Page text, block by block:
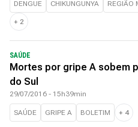
DENGUE CHIKUNGUNYA REGIÃO
+ 2
SAÚDE
Mortes por gripe A sobem
do Sul
29/07/2016 - 15h39min
SAÚDE GRIPE A BOLETIM + 4